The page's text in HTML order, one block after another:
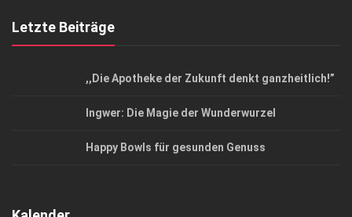
Letzte Beiträge
,,Die Apotheke der Zukunft denkt ganzheitlich!”
Ingwer: Die Magie der Wunderwurzel
Happy Bowls für gesunden Genuss